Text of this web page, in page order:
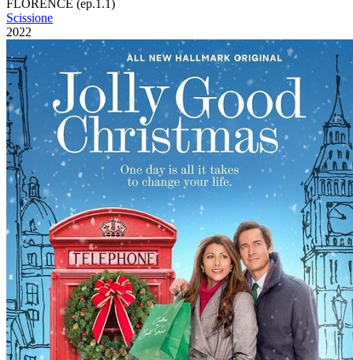
FLORENCE (ep.1.1)
Scissione
2022